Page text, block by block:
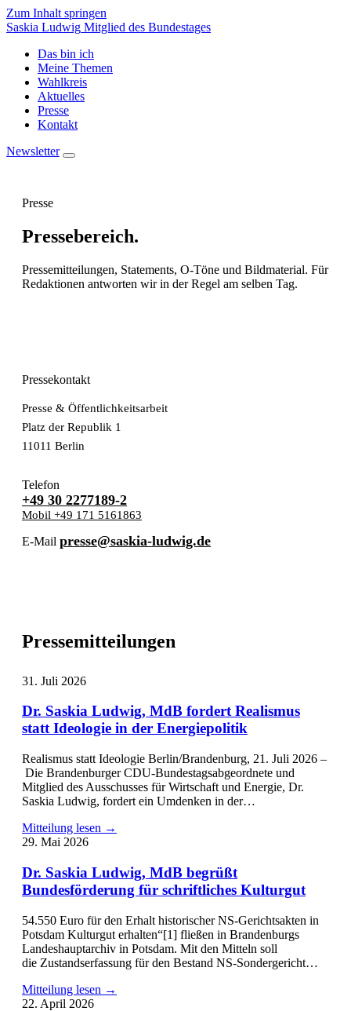
Zum Inhalt springen
Saskia Ludwig Mitglied des Bundestages
Das bin ich
Meine Themen
Wahlkreis
Aktuelles
Presse
Kontakt
Newsletter
Presse
Pressebereich.
Pressemitteilungen, Statements, O-Töne und Bildmaterial. Für
Redaktionen antworten wir in der Regel am selben Tag.
Pressekontakt
Presse & Öffentlichkeitsarbeit
Platz der Republik 1
11011 Berlin
Telefon
+49 30 2277189-2
Mobil +49 171 5161863
E-Mail presse@saskia-ludwig.de
Pressemitteilungen
31. Juli 2026
Dr. Saskia Ludwig, MdB fordert Realismus
statt Ideologie in der Energiepolitik
Realismus statt Ideologie Berlin/Brandenburg, 21. Juli 2026 –
Die Brandenburger CDU-Bundestagsabgeordnete und
Mitglied des Ausschusses für Wirtschaft und Energie, Dr.
Saskia Ludwig, fordert ein Umdenken in der…
Mitteilung lesen →
29. Mai 2026
Dr. Saskia Ludwig, MdB begrüßt
Bundesförderung für schriftliches Kulturgut
54.550 Euro für den Erhalt historischer NS-Gerichtsakten in
Potsdam Kulturgut erhalten“[1] fließen in Brandenburgs
Landeshauptarchiv in Potsdam. Mit den Mitteln soll
die Zustandserfassung für den Bestand NS-Sondergericht…
Mitteilung lesen →
22. April 2026